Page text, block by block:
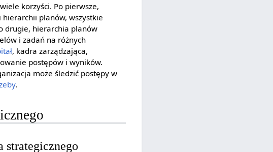
korzyści. Po pierwsze,
planów, wszystkie
drugie, hierarchia planów
i zadań na różnych
, kadra zarządzająca,
postępów i wyników.
może śledzić postępy w
.
strategicznego